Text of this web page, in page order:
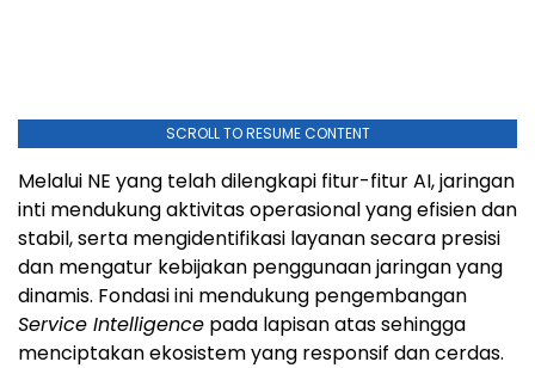
SCROLL TO RESUME CONTENT
Melalui NE yang telah dilengkapi fitur-fitur AI, jaringan
inti mendukung aktivitas operasional yang efisien dan
stabil, serta mengidentifikasi layanan secara presisi
dan mengatur kebijakan penggunaan jaringan yang
dinamis. Fondasi ini mendukung pengembangan
Service Intelligence pada lapisan atas sehingga
menciptakan ekosistem yang responsif dan cerdas.